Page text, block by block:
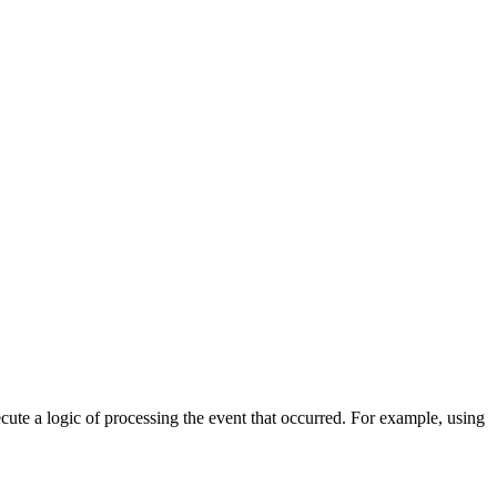
a logic of processing the event that occurred. For example, using